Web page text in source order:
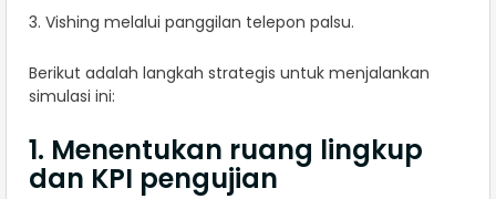
3. Vishing melalui panggilan telepon palsu.
Berikut adalah langkah strategis untuk menjalankan
simulasi ini:
1. Menentukan ruang lingkup
dan KPI pengujian